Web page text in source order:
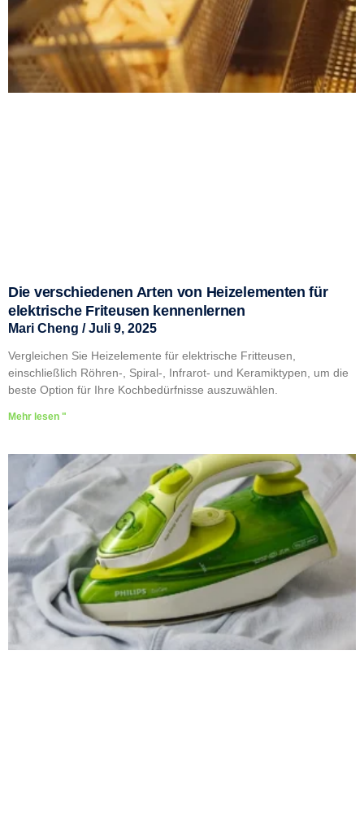
Die verschiedenen Arten von Heizelementen für
elektrische Friteusen kennenlernen
Mari Cheng Juli 9, 2025
Vergleichen Sie Heizelemente für elektrische Fritteusen,
einschließlich Röhren-, Spiral-, Infrarot- und Keramiktypen, um die
beste Option für Ihre Kochbedürfnisse auszuwählen.
Mehr lesen "